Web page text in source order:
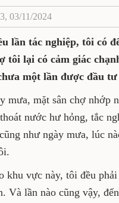
MỚI
03/11/2024
lần tác nghiệp, tôi có
tôi lại có cảm giác
một lần được đầu tư
mưa, mặt sân chợ nhớp
nước hư hỏng, tắc
như ngày mưa, lúc
khu vực này, tôi đều
Và lần nào cũng vậy,